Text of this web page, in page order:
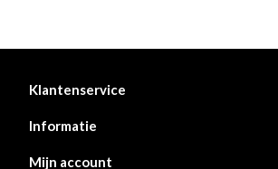
Klantenservice
Informatie
Mijn account